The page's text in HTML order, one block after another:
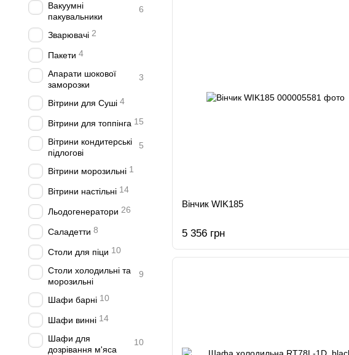
Вінчик WIK185
5 356 грн
Вакуумні
пакувальники
6
Зварювачі 2
Пакети 4
Апарати шокової
заморозки
3
Вітрини для Суші 4
Вітрини для топпінга 15
Вітрини кондитерські
підлогові
5
Вітрини морозильні 1
Вітрини настільні 14
Льодогенератори 26
Саладетти 8
Столи для піци 10
Столи холодильні та
морозильні
9
Шафи барні 10
Шафи винні 14
Шафи для
дозрівання м'яса
10